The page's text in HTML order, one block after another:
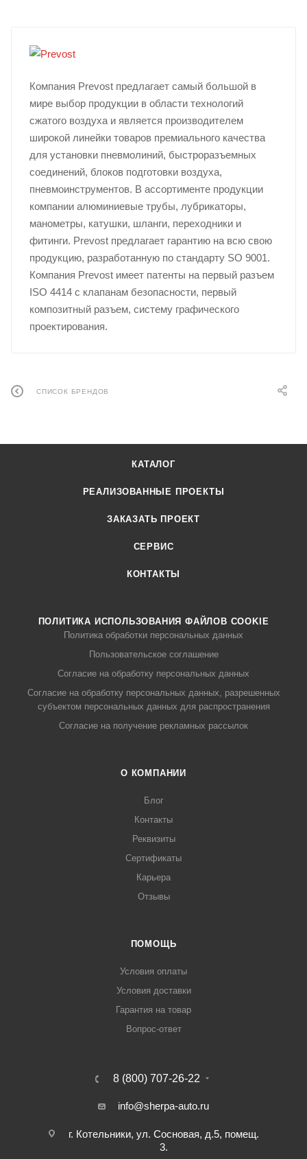
Компания Prevost предлагает самый большой в
мире выбор продукции в области технологий
сжатого воздуха и является производителем
широкой линейки товаров премиального качества
для установки пневмолиний, быстроразъемных
соединений, блоков подготовки воздуха,
пневмоинструментов. В ассортименте продукции
компании алюминиевые трубы, лубрикаторы,
манометры, катушки, шланги, переходники и
фитинги. Prevost предлагает гарантию на всю свою
продукцию, разработанную по стандарту SO 9001.
Компания Prevost имеет патенты на первый разъем
ISO 4414 с клапанам безопасности, первый
композитный разъем, систему графического
проектирования.
СПИСОК БРЕНДОВ
КАТАЛОГ
РЕАЛИЗОВАННЫЕ ПРОЕКТЫ
ЗАКАЗАТЬ ПРОЕКТ
СЕРВИС
КОНТАКТЫ
ПОЛИТИКА ИСПОЛЬЗОВАНИЯ ФАЙЛОВ COOKIE
Политика обработки персональных данных
Пользовательское соглашение
Согласие на обработку персональных данных
Согласие на обработку персональных данных, разрешенных
субъектом персональных данных для распространения
Согласие на получение рекламных рассылок
О КОМПАНИИ
Блог
Контакты
Реквизиты
Сертификаты
Карьера
Отзывы
ПОМОЩЬ
Условия оплаты
Условия доставки
Гарантия на товар
Вопрос-ответ
8 (800) 707-26-22
info@sherpa-auto.ru
г. Котельники, ул. Сосновая, д.5, помещ.
3.